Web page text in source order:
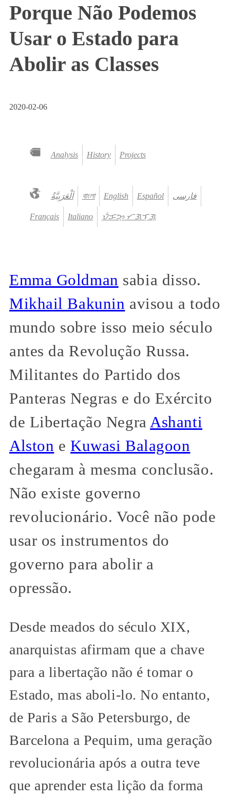
Porque Não Podemos
Usar o Estado para
Abolir as Classes
2020-02-06
Analysis History Projects
اَلْعَرَبِيَّةُ‎ বাংলা English Español فارسی
Français Italiano ᜏᜒᜃᜅ᜔ ᜆᜄᜎᜓᜄ᜔
Emma Goldman sabia disso.
Mikhail Bakunin avisou a todo
mundo sobre isso meio século
antes da Revolução Russa.
Militantes do Partido dos
Panteras Negras e do Exército
de Libertação NegraAshanti
Alston e Kuwasi Balagoon
chegaram à mesma conclusão.
Não existe governo
revolucionário. Você não pode
usar os instrumentos do
governo para abolir a
opressão.
Desde meados do século XIX,
anarquistas afirmam que a chave
para a libertação não é tomar o
Estado, mas aboli-lo. No entanto,
de Paris a São Petersburgo, de
Barcelona a Pequim, uma geração
revolucionária após a outra teve
que aprender esta lição da forma